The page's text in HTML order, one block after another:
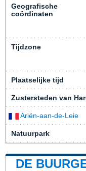
Geografische
coördinaten
Tijdzone
Plaatselijke tijd
Zustersteden van
Ariën-aan-de-Leie
Natuurpark
DE